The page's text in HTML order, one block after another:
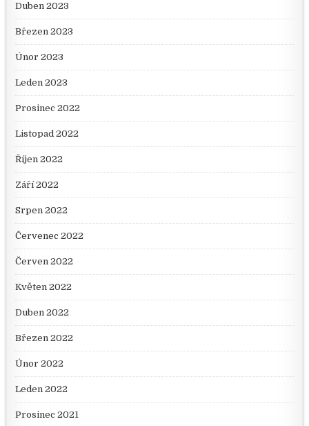
Duben 2023
Březen 2023
Únor 2023
Leden 2023
Prosinec 2022
Listopad 2022
Říjen 2022
Září 2022
Srpen 2022
Červenec 2022
Červen 2022
Květen 2022
Duben 2022
Březen 2022
Únor 2022
Leden 2022
Prosinec 2021